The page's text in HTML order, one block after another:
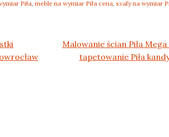
Piła meble na wymiar Piła cena szafy na wymiar
Malowanie ścian Piła
tapetowanie Piła